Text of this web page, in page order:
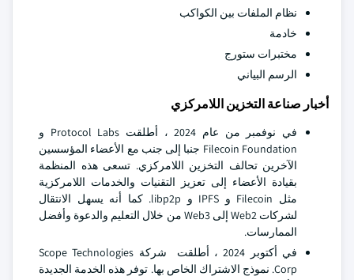
نظام الملفات بين الكواكب
خادمة
مختبرات ستورج
الرسم البياني
أخبار صناعة التخزين اللامركزي
في نوفمبر من عام 2024 ، أطلقت Protocol Labs و
Filecoin Foundation جنبا إلى جنب مع الأعضاء المؤسسين
الآخرين تحالف التخزين اللامركزي. تسعى هذه المنظمة
بقيادة الأعضاء إلى تعزيز التقنيات والخدمات اللامركزية
مثل Filecoin و IPFS و libp2p. كما أنه يسهل الانتقال
لشركات Web2 إلى Web3 من خلال التعليم والدعوة وأفضل
الممارسات.
في أكتوبر 2024 ، أطلقت شركة Scope Technologies
Corp. نموذج الاشتراك الخاص بها. توفر هذه الخدمة الجديدة